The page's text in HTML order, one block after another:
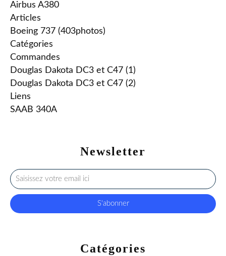
Newsletter
Catégories
Airbus A380
Articles
Boeing 737 (403photos)
Catégories
Commandes
Douglas Dakota DC3 et C47 (1)
Douglas Dakota DC3 et C47 (2)
Liens
SAAB 340A